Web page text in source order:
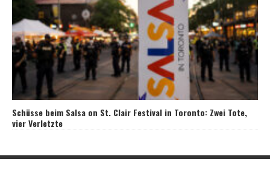
Schüsse beim Salsa on St. Clair Festival in Toronto: Zwei Tote,
vier Verletzte